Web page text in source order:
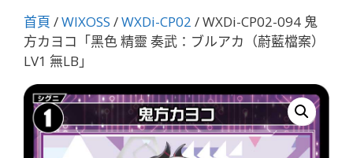
首頁 /WIXOSS /WXDi-CP02 / WXDi-CP02-094 鬼
方カヨコ「黑色 精靈 奏武：ブルアカ（蔚藍檔案）
LV1 無LB」